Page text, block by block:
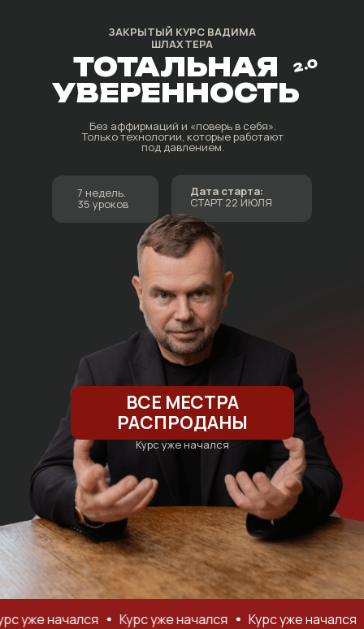
ЗАКРЫТЫЙ КУРС ВАДИМА
ШЛАХТЕРА
Курс уже начался
Без аффирмаций и «поверь в себя».
Только технологии, которые работают
под давлением.
Дата старта:
СТАРТ 22 ИЮЛЯ
7 недель.
35 уроков
ТОТАЛЬНАЯ
УВЕРЕННОСТЬ
2.0
ВСЕ МЕСТРА
РАСПРОДАНЫ
Курс уже начался Курс уже начался Курс